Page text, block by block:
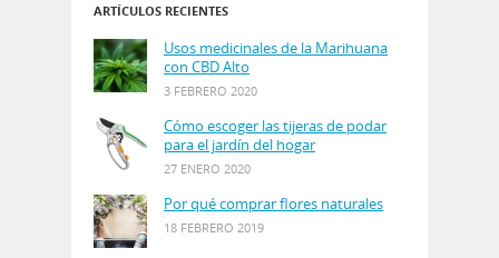
ARTÍCULOS RECIENTES
Usos medicinales de la Marihuana
con CBD Alto
3 FEBRERO 2020
Cómo escoger las tijeras de podar
para el jardín del hogar
27 ENERO 2020
Por qué comprar flores naturales
18 FEBRERO 2019